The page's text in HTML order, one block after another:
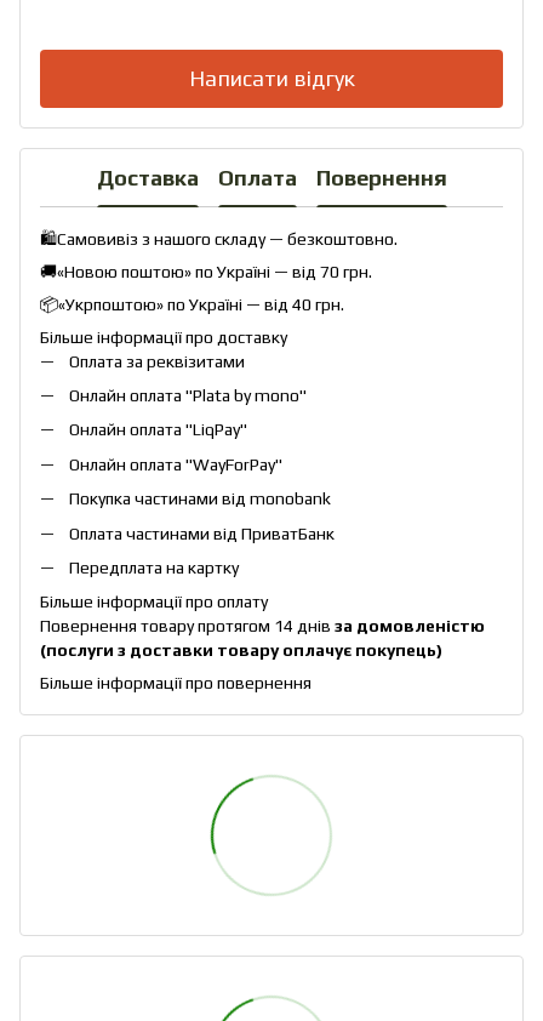
Написати відгук
Доставка Оплата Повернення
🛍️Самовивіз з нашого складу — безкоштовно.
🚚«Новою поштою» по Україні — від 70 грн.
📦«Укрпоштою» по Україні — від 40 грн.
Більше інформації про доставку
Оплата за реквізитами
Онлайн оплата "Plata by mono"
Онлайн оплата "LiqPay"
Онлайн оплата "WayForPay"
Покупка частинами від monobank
Оплата частинами від ПриватБанк
Передплата на картку
Більше інформації про оплату
Повернення товару протягом 14 днів за домовленістю
(послуги з доставки товару оплачує покупець)
Більше інформації про повернення